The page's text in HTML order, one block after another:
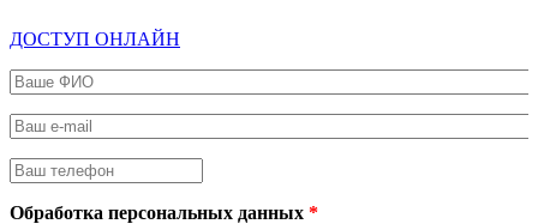
ДОСТУП ОНЛАЙН
Ваше ФИО
Ваш e-mail
Ваш телефон
Обработка персональных данных *